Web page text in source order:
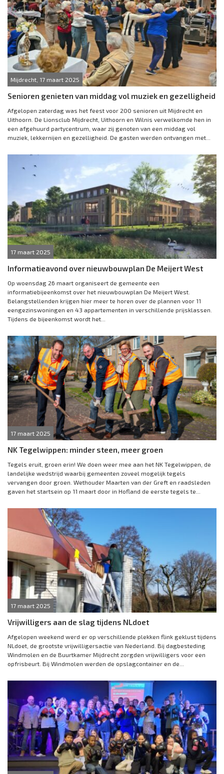
Mijdrecht, 17 maart 2025
Senioren genieten van middag vol muziek en gezelligheid
Afgelopen zaterdag was het feest voor 200 senioren uit Mijdrecht en
Uithoorn. De Lionsclub Mijdrecht, Uithoorn en Wilnis verwelkomde hen in
een afgehuurd partycentrum, waar zij genoten van een middag vol
muziek, lekkernijen en gezelligheid. De gasten werden ontvangen met...
17 maart 2025
Informatieavond over nieuwbouwplan De Meijert West
Op woensdag 26 maart organiseert de gemeente een
informatiebijeenkomst over het nieuwbouwplan De Meijert West.
Belangstellenden krijgen hier meer te horen over de plannen voor 11
eengezinswoningen en 43 appartementen in verschillende prijsklassen.
Tijdens de bijeenkomst wordt het...
17 maart 2025
NK Tegelwippen: minder steen, meer groen
Tegels eruit, groen erin! We doen weer mee aan het NK Tegelwippen, de
landelijke wedstrijd waarbij gemeenten zoveel mogelijk tegels
vervangen door groen. Wethouder Maarten van der Greft en raadsleden
gaven het startsein op 11 maart door in Hofland de eerste tegels te...
17 maart 2025
Vrijwilligers aan de slag tijdens NLdoet
Afgelopen weekend werd er op verschillende plekken flink geklust tijdens
NLdoet, de grootste vrijwilligersactie van Nederland. Bij dagbesteding
Windmolen en de Buurtkamer Mijdrecht zorgden vrijwilligers voor een
opfrisbeurt. Bij Windmolen werden de opslagcontainer en de...